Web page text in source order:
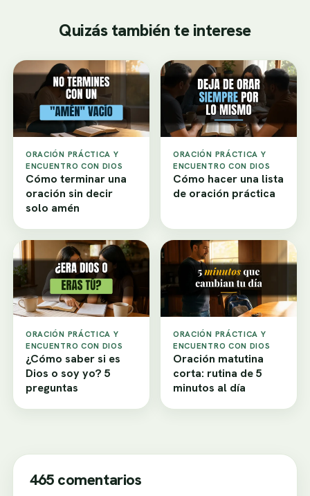
Quizás también te interese
ORACIÓN PRÁCTICA Y
ENCUENTRO CON DIOS
Cómo terminar una
oración sin decir
solo amén
ORACIÓN PRÁCTICA Y
ENCUENTRO CON DIOS
Cómo hacer una lista
de oración práctica
ORACIÓN PRÁCTICA Y
ENCUENTRO CON DIOS
¿Cómo saber si es
Dios o soy yo? 5
preguntas
ORACIÓN PRÁCTICA Y
ENCUENTRO CON DIOS
Oración matutina
corta: rutina de 5
minutos al día
465 comentarios